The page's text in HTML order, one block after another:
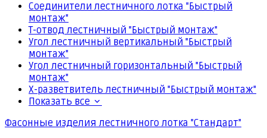
Соединители лестничного лотка "Быстрый
монтаж"
Т-отвод лестничный "Быстрый монтаж"
Угол лестничный вертикальный "Быстрый
монтаж"
Угол лестничный горизонтальный "Быстрый
монтаж"
Х-разветвитель лестничный "Быстрый монтаж"
Показать все
Фасонные изделия лестничного лотка "Стандарт"